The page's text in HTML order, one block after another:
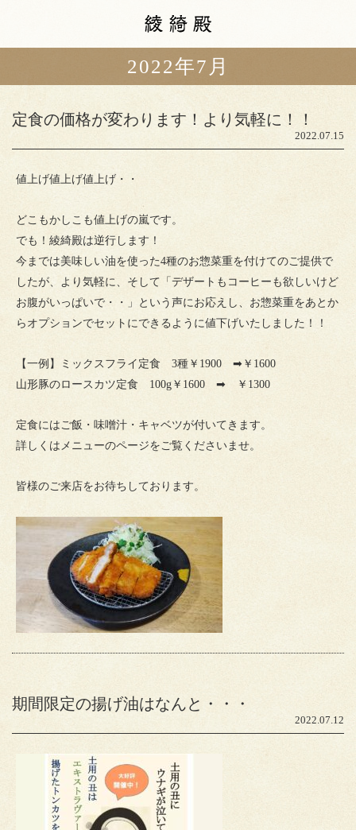
カフェメニュー
町家ゲストハウス
2022年7月
定食の価格が変わります！より気軽に！！
2022.07.15
値上げ値上げ値上げ・・
どこもかしこも値上げの嵐です。
でも！綾綺殿は逆行します！
今までは美味しい油を使った4種のお惣菜重を付けてのご提供で
したが、より気軽に、そして「デザートもコーヒーも欲しいけど
お腹がいっぱいで・・」という声にお応えし、お惣菜重をあとか
らオプションでセットにできるように値下げいたしました！！
【一例】ミックスフライ定食 3種￥1900 ➡￥1600
山形豚のロースカツ定食 100g￥1600 ➡ ￥1300
定食にはご飯・味噌汁・キャベツが付いてきます。
詳しくはメニューのページをご覧くださいませ。
皆様のご来店をお待ちしております。
期間限定の揚げ油はなんと・・・
2022.07.12